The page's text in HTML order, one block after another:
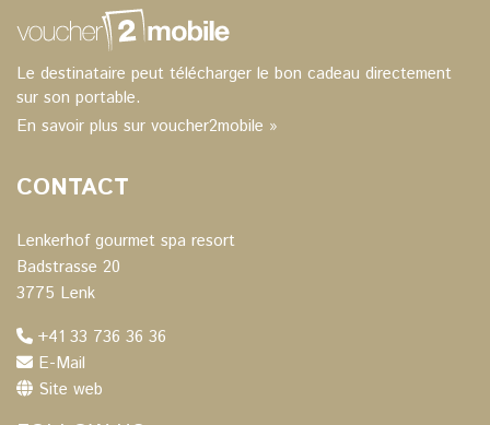
Le destinataire peut télécharger le bon cadeau directement
sur son portable.
En savoir plus sur voucher2mobile »
CONTACT
Lenkerhof gourmet spa resort
Badstrasse 20
3775 Lenk
+41 33 736 36 36
E-Mail
Site web